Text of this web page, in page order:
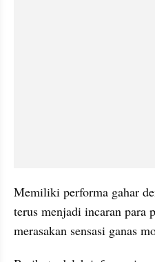
Memiliki performa gahar
terus menjadi incaran para
merasakan sensasi ganas